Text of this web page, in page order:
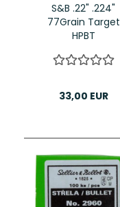
S&B .22" .224"
77Grain Target
HPBT
33,00 EUR